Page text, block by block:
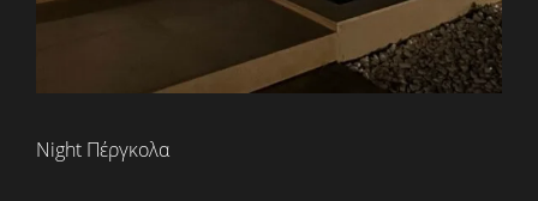
Night Πέργκολα